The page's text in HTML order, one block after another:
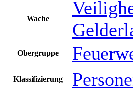
Wache
Obergruppe
Klassifizierung